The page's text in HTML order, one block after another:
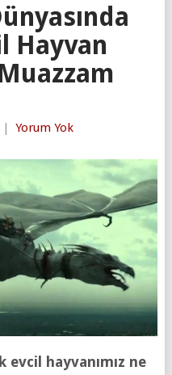
Hayvan
| Yorum Yok
evcil hayvanımız ne